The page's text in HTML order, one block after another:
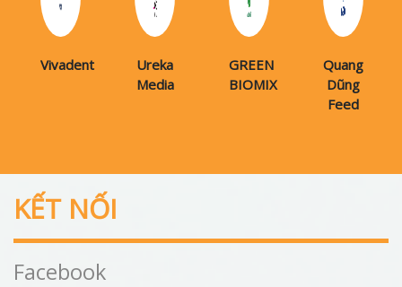
Vivadent
Ureka
Media
GREEN
BIOMIX
Quang
Dũng
Feed
KẾT NỐI
Facebook